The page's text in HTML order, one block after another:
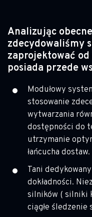
Analizując
zdecydowaliśmy
zaprojektować
posiada przede
Modułowy
stosowanie
wytwarzania
dostępności do
utrzymanie
łańcucha dostaw.
Tani
dokładności.
silników ( silniki
ciągłe śledzenie